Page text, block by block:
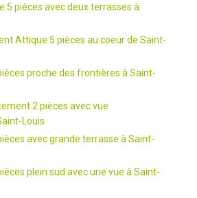
5 pièces avec deux terrasses à
Attique 5 pièces au coeur de Saint-
proche des frontières à Saint-
2 pièces avec vue
Louis
avec grande terrasse à Saint-
plein sud avec une vue à Saint-